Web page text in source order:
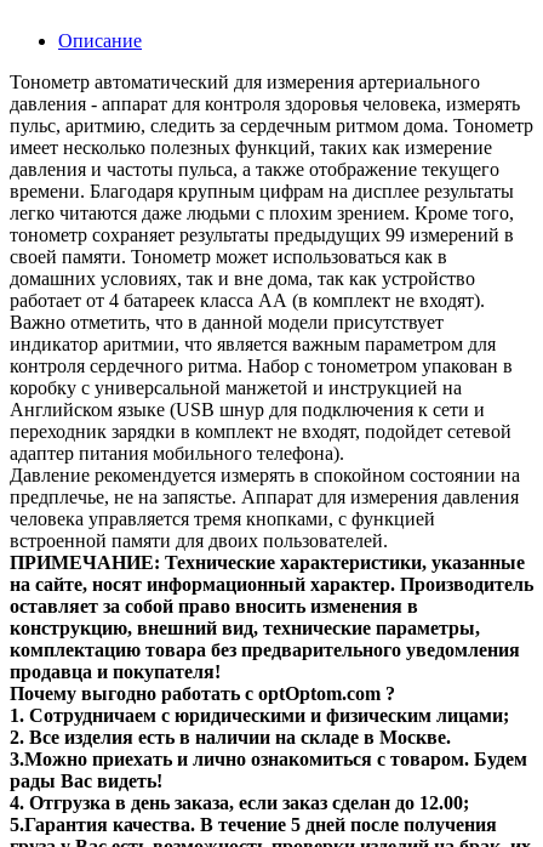
Описание
Тонометр автоматический для измерения артериального
давления - аппарат для контроля здоровья человека, измерять
пульс, аритмию, следить за сердечным ритмом дома. Тонометр
имеет несколько полезных функций, таких как измерение
давления и частоты пульса, а также отображение текущего
времени. Благодаря крупным цифрам на дисплее результаты
легко читаются даже людьми с плохим зрением. Кроме того,
тонометр сохраняет результаты предыдущих 99 измерений в
своей памяти. Тонометр может использоваться как в
домашних условиях, так и вне дома, так как устройство
работает от 4 батареек класса АА (в комплект не входят).
Важно отметить, что в данной модели присутствует
индикатор аритмии, что является важным параметром для
контроля сердечного ритма. Набор с тонометром упакован в
коробку с универсальной манжетой и инструкцией на
Английском языке (USB шнур для подключения к сети и
переходник зарядки в комплект не входят, подойдет сетевой
адаптер питания мобильного телефона).
Давление рекомендуется измерять в спокойном состоянии на
предплечье, не на запястье. Аппарат для измерения давления
человека управляется тремя кнопками, с функцией
встроенной памяти для двоих пользователей.
ПРИМЕЧАНИЕ: Технические характеристики, указанные
на сайте, носят информационный характер. Производитель
оставляет за собой право вносить изменения в
конструкцию, внешний вид, технические параметры,
комплектацию товара без предварительного уведомления
продавца и покупателя!
Почему выгодно работать с optOptom.com ?
1. Сотрудничаем с юридическими и физическим лицами;
2. Все изделия есть в наличии на складе в Москве.
3.Можно приехать и лично ознакомиться с товаром. Будем
рады Вас видеть!
4. Отгрузка в день заказа, если заказ сделан до 12.00;
5.Гарантия качества. В течение 5 дней после получения